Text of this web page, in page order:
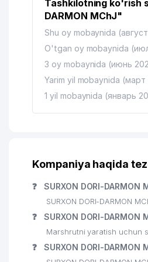
Tashkilotning ko'rish
DARMON MChJ"
Shu oy mobaynida
O'tgan oy mobaynida
3 oy mobaynida (июнь
Yarim yil mobaynida
1 yil mobaynida (январь
Kompaniya haqida
❓ SURXON DORI-
SURXON DORI-DARMON
❓ SURXON DORI-
Marshrutni yaratish uchun
❓ SURXON DORI-